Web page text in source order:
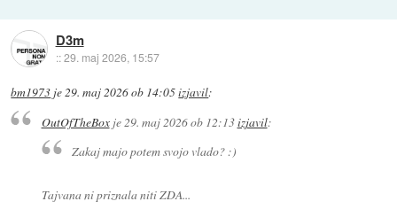
D3m
::29. maj 2026, 15:57
bm1973 je29. maj 2026 ob 14:05izjavil:
OutOfTheBoxje29. maj 2026 ob 12:13izjavil:
Zakaj majo potem svojo vlado? :)
Tajvana ni priznala niti ZDA...